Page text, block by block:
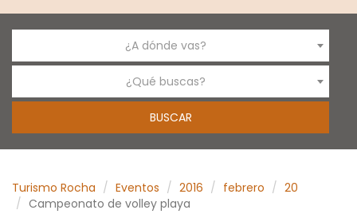
¿A dónde vas?
¿Qué buscas?
Turismo Rocha Eventos 2016 febrero
20
Campeonato de volley playa